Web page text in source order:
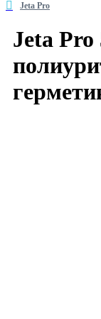
Jeta Pro
Jeta Pro